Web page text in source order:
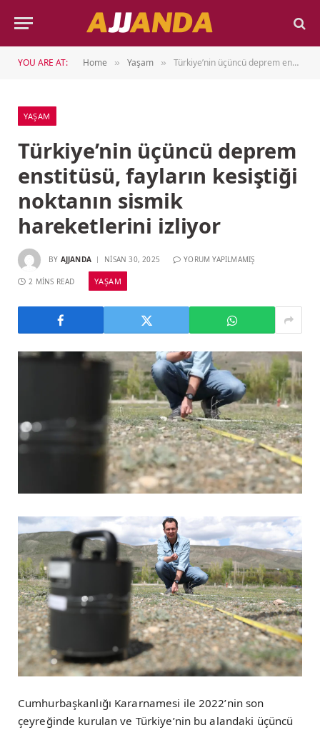
YOU ARE AT: Home » Yaşam » Türkiye’nin üçüncü deprem enstitüsü, fayların kesiştiği noktanın sismik hareketlerini izliyor
YAŞAM
Türkiye’nin üçüncü deprem
enstitüsü, fayların kesiştiği
noktanın sismik
hareketlerini izliyor
BY AJJANDA NISAN 30, 2025 YORUM YAPILMAMIŞ
2 MINS READ YAŞAM
Cumhurbaşkanlığı Kararnamesi ile 2022’nin son
çeyreğinde kurulan ve Türkiye’nin bu alandaki üçüncü